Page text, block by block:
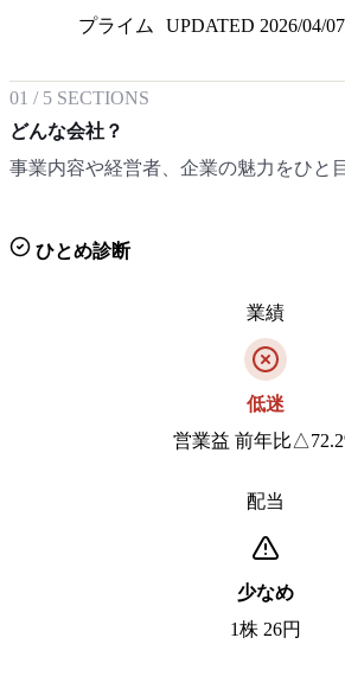
プライム
UPDATED 2026/04/07
01 / 5 SECTIONS
どんな会社？
事業内容や経営者、企業の魅力をひと
ひとめ診断
業績
低迷
営業益 前年比
配当
少なめ
1株 26円